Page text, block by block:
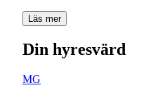
Läs mer
Din hyresvärd
MG